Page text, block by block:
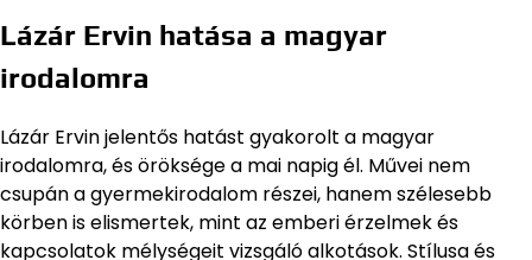
Lázár Ervin hatása a magyar
irodalomra
Lázár Ervin jelentős hatást gyakorolt a magyar
irodalomra, és öröksége a mai napig él. Művei nem
csupán a gyermekirodalom részei, hanem szélesebb
körben is elismertek, mint az emberi érzelmek és
kapcsolatok mélységeit vizsgáló alkotások. Stílusa és